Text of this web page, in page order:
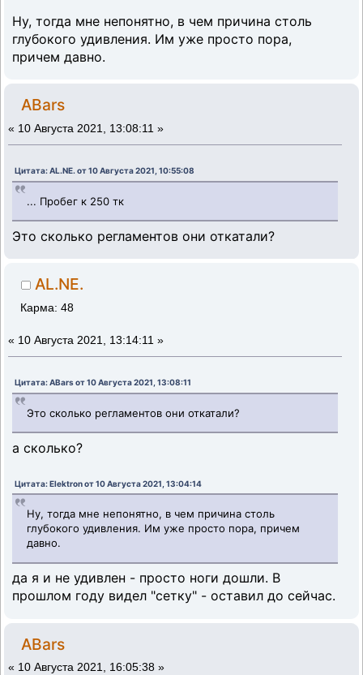
Ну, тогда мне непонятно, в чем причина столь
глубокого удивления. Им уже просто пора,
причем давно.
ABars
« 10 Августа 2021, 13:08:11 »
Цитата: AL.NE. от 10 Августа 2021, 10:55:08
... Пробег к 250 тк
Это сколько регламентов они откатали?
AL.NE.
Карма: 48
« 10 Августа 2021, 13:14:11 »
Цитата: ABars от 10 Августа 2021, 13:08:11
Это сколько регламентов они откатали?
а сколько?
Цитата: Elektron от 10 Августа 2021, 13:04:14
Ну, тогда мне непонятно, в чем причина столь
глубокого удивления. Им уже просто пора, причем
давно.
да я и не удивлен - просто ноги дошли. В
прошлом году видел "сетку" - оставил до сейчас.
ABars
« 10 Августа 2021, 16:05:38 »